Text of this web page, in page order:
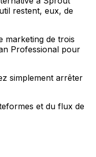
restent, eux, de
marketing de trois
Professional pour
simplement arrêter
et du flux de